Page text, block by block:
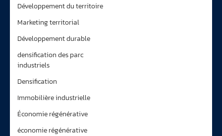
Développement du territoire
Marketing territorial
Développement durable
densification des parc
industriels
Densification
Immobilière industrielle
Économie régénérative
économie régénérative